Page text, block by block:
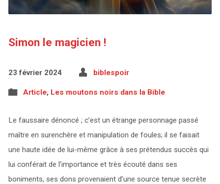
Simon le magicien !
23 février 2024 biblespoir
Article, Les moutons noirs dans la Bible
Le faussaire dénoncé ; c’est un étrange personnage passé
maître en surenchère et manipulation de foules; il se faisait
une haute idée de lui-même grâce à ses prétendus succès qui
lui conférait de l’importance et très écouté dans ses
boniments, ses dons provenaient d’une source tenue secrète